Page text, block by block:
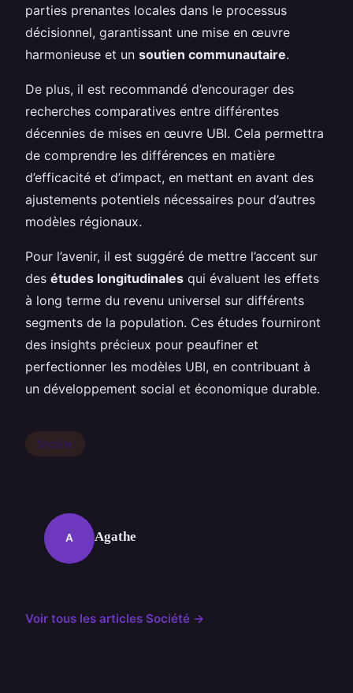
parties prenantes locales dans le processus
décisionnel, garantissant une mise en œuvre
harmonieuse et un soutien communautaire.
De plus, il est recommandé d’encourager des
recherches comparatives entre différentes
décennies de mises en œuvre UBI. Cela permettra
de comprendre les différences en matière
d’efficacité et d’impact, en mettant en avant des
ajustements potentiels nécessaires pour d’autres
modèles régionaux.
Pour l’avenir, il est suggéré de mettre l’accent sur
des études longitudinales qui évaluent les effets
à long terme du revenu universel sur différents
segments de la population. Ces études fourniront
des insights précieux pour peaufiner et
perfectionner les modèles UBI, en contribuant à
un développement social et économique durable.
Société
A Agathe
Voir tous les articles Société →